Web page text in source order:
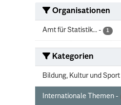
Organisationen
Amt für Statistik... - 1
Kategorien
Bildung, Kultur und Sport
Internationale Themen -